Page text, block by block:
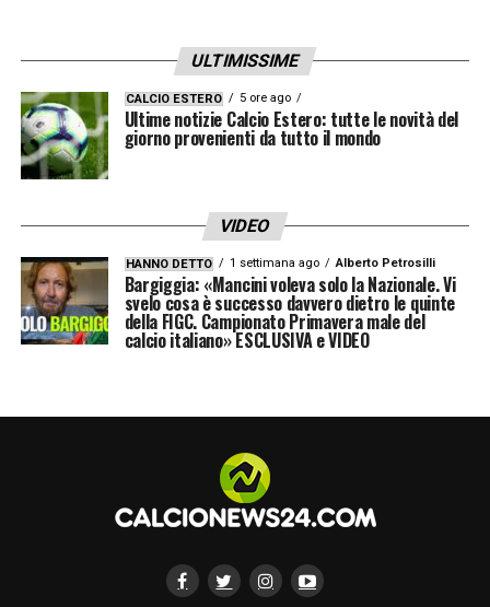
ULTIMISSIME
CALCIO ESTERO 5 ore ago
Ultime notizie Calcio Estero: tutte le novità del
giorno provenienti da tutto il mondo
VIDEO
HANNO DETTO 1 settimana ago Alberto Petrosilli
Bargiggia: «Mancini voleva solo la Nazionale. Vi
svelo cosa è successo davvero dietro le quinte
della FIGC. Campionato Primavera male del
calcio italiano» ESCLUSIVA e VIDEO